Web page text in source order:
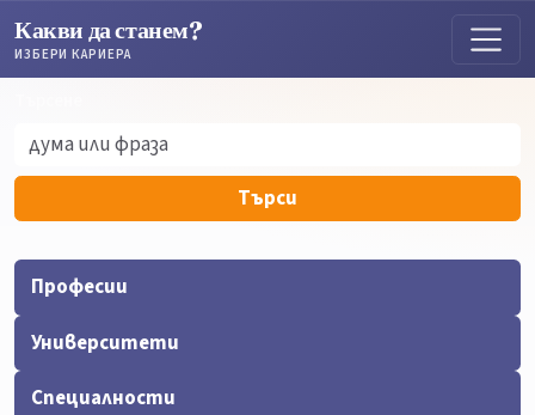
Какви да станем?
ИЗБЕРИ КАРИЕРА
Търси
Професии
Университети
Специалности